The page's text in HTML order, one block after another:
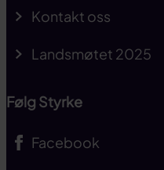
Kontakt oss
Landsmøtet 2025
Følg Styrke
Facebook